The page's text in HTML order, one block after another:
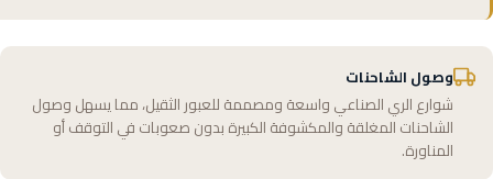
وصول الشاحنات
شوارع الري الصناعي واسعة ومصممة للعبور الثقيل، مما يسهل وصول
الشاحنات المغلقة والمكشوفة الكبيرة بدون صعوبات في التوقف أو
المناورة.